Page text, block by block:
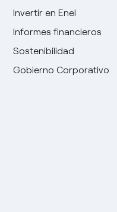
Invertir en Enel
Informes financieros
Sostenibilidad
Gobierno Corporativo